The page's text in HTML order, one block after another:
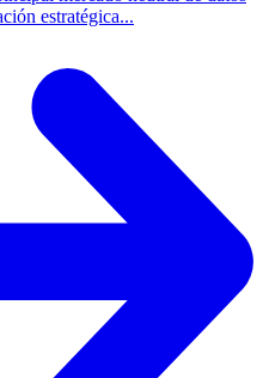
estratégica...